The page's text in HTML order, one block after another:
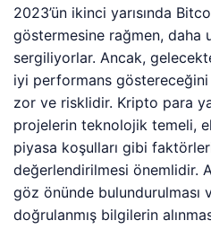
2023’ün ikinci yarısında
göstermesine rağmen, daha
sergiliyorlar. Ancak,
iyi performans
zor ve risklidir. Kripto para
projelerin teknolojik temeli,
piyasa koşulları gibi
değerlendirilmesi önemlidir.
göz önünde bulundurulması
doğrulanmış bilgilerin